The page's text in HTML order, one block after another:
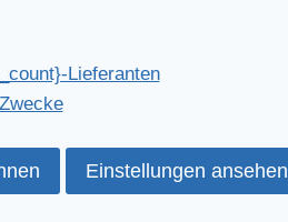
Lieferanten
Einstellungen ansehen